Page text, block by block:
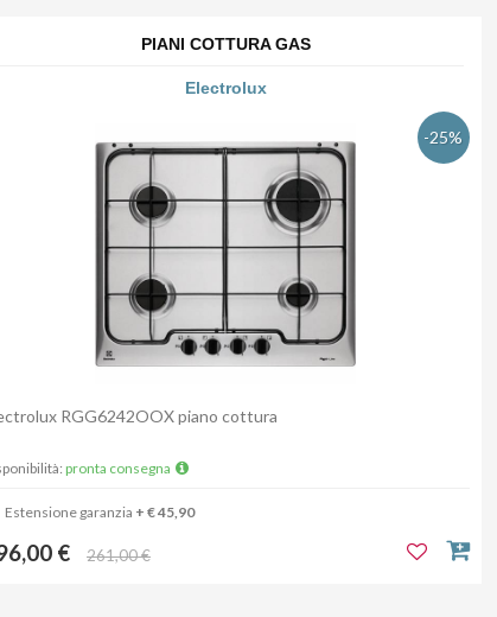
PIANI COTTURA GAS
Electrolux
-25%
RGG6242OOX piano cottura
pronta consegna
Estensione garanzia + € 45,90
€ 261,00 €